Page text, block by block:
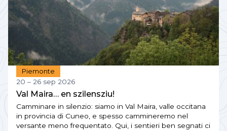
Piemonte
20 – 26 sep 2026
Val Maira… en szilensziu!
Camminare in silenzio: siamo in Val Maira, valle occitana
in provincia di Cuneo, e spesso cammineremo nel
versante meno frequentato. Qui, i sentieri ben segnati ci